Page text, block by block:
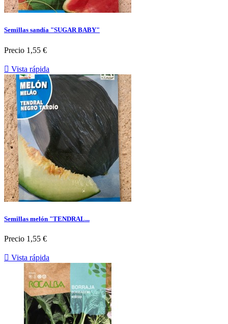
Semillas sandía "SUGAR BABY"
Precio 1,55 €
 Vista rápida
Semillas melón "TENDRAL...
Precio 1,55 €
 Vista rápida